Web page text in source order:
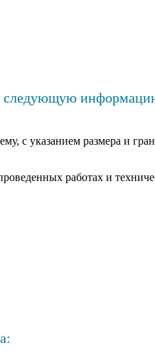
следующую
с указанием размера и
работах и